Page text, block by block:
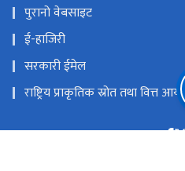
पुरानो वेबसाइट
ई-हाजिरी
सरकारी ईमेल
राष्ट्रिय प्राकृतिक स्रोत तथा वित्त आयोग